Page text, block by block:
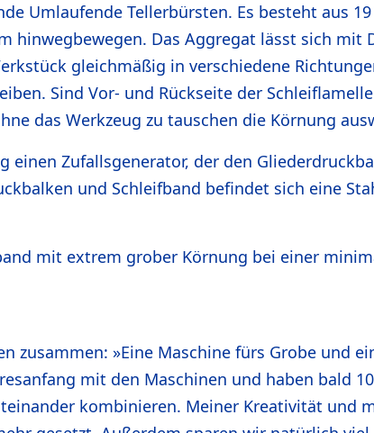
Umlaufende Tellerbürsten. Es besteht aus
hinwegbewegen. Das Aggregat lässt sich mit
gleichmäßig in verschiedene
Sind Vor- und Rückseite der
das Werkzeug zu tauschen die Körnung
Zufallsgenerator, der den
und Schleifband befindet sich eine
mit extrem grober Körnung bei einer
»Eine Maschine fürs Grobe und
mit den Maschinen und haben bald
kombinieren. Meiner Kreativität und